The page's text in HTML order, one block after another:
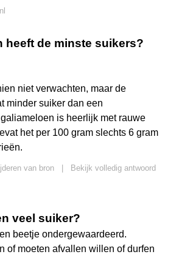
heeft de minste suikers?
niet verwachten, maar de
minder suiker dan een
is heerlijk met rauwe
het per 100 gram slechts 6 gram
van bron
Bekijk volledig antwoord
veel suiker?
beetje ondergewaardeerd.
of moeten afvallen willen of durfen